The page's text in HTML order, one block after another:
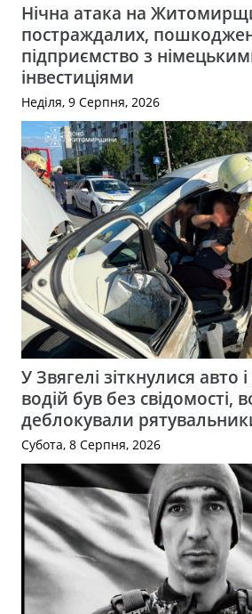
Нічна атака на
постраждалих,
підприємство з
інвестиціями
Неділя, 9 Серпня, 2026
У Звягелі зіткнулися авто
водій був без свідомості,
деблокували
Субота, 8 Серпня, 2026